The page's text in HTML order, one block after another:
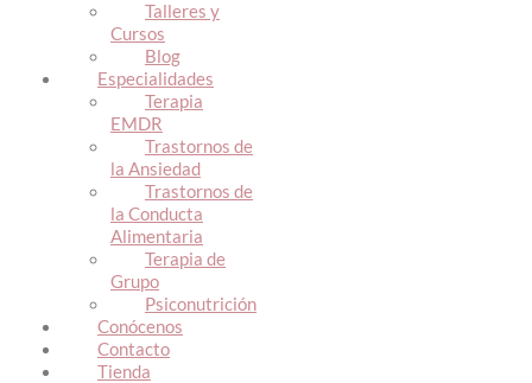
Talleres y
Cursos
Blog
Especialidades
Terapia
EMDR
Trastornos de
la Ansiedad
Trastornos de
la Conducta
Alimentaria
Terapia de
Grupo
Psiconutrición
Conócenos
Contacto
Tienda